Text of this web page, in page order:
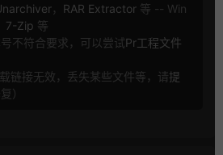
， RAR Extractor 等 -- Win
7-Zip 等
不符合要求，可以尝试Pr工程文件
链接无效，丢失某些文件等，请提
）